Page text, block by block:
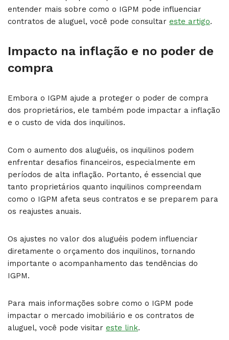
entender mais sobre como o IGPM pode influenciar
contratos de aluguel, você pode consultar este artigo.
Impacto na inflação e no poder de
compra
Embora o IGPM ajude a proteger o poder de compra
dos proprietários, ele também pode impactar a inflação
e o custo de vida dos inquilinos.
Com o aumento dos aluguéis, os inquilinos podem
enfrentar desafios financeiros, especialmente em
períodos de alta inflação. Portanto, é essencial que
tanto proprietários quanto inquilinos compreendam
como o IGPM afeta seus contratos e se preparem para
os reajustes anuais.
Os ajustes no valor dos aluguéis podem influenciar
diretamente o orçamento dos inquilinos, tornando
importante o acompanhamento das tendências do
IGPM.
Para mais informações sobre como o IGPM pode
impactar o mercado imobiliário e os contratos de
aluguel, você pode visitar este link.